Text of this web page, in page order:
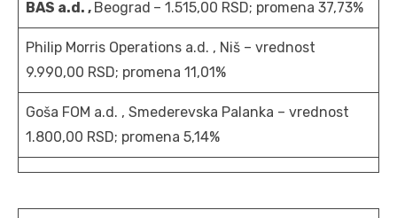
BAS a.d. , Beograd – 1.515,00 RSD; promena 37,73%
Philip Morris Operations a.d. , Niš – vrednost
9.990,00 RSD; promena 11,01%
Goša FOM a.d. , Smederevska Palanka – vrednost
1.800,00 RSD; promena 5,14%